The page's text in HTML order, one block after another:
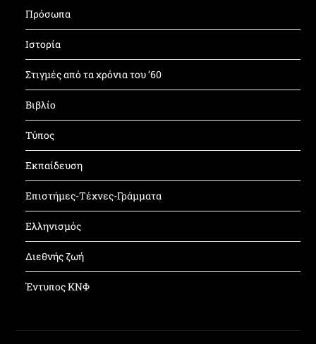
Πρόσωπα
Ιστορία
Στιγμές από τα χρόνια του ’60
Βιβλίο
Τύπος
Εκπαίδευση
Επιστήμες-Τέχνες-Γράμματα
Ελληνισμός
Διεθνής ζωή
Έντυπος ΚΝΦ